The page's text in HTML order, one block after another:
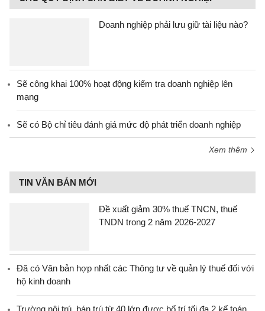
Doanh nghiệp phải lưu giữ tài liệu nào?
Sẽ công khai 100% hoạt động kiểm tra doanh nghiệp lên
mạng
Sẽ có Bộ chỉ tiêu đánh giá mức độ phát triển doanh nghiệp
Xem thêm
TIN VĂN BẢN MỚI
Đề xuất giảm 30% thuế TNCN, thuế
TNDN trong 2 năm 2026-2027
Đã có Văn bản hợp nhất các Thông tư về quản lý thuế đối với
hộ kinh doanh
Trường nội trú, bán trú từ 40 lớp được bố trí tối đa 2 kế toán